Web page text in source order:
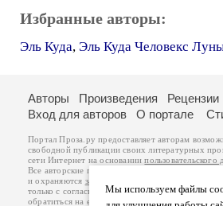
Избранные авторы:
Эль Куда, Эль Куда Человекс
Мы используем файлы
Авторы Произведения Рецензии
Вход для авторов
О портале
Портал Проза.ру предоставляет авторам
свободной публикации своих литературных
сети Интернет на основаниипользовательского
Все авторские права на произведения
и охраняются законом
. Перепечатка
только с согласия его автора, к которому вы
обратиться на его авторской странице.